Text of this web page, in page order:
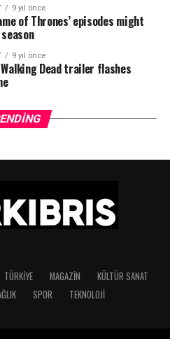
9 yıl önce
of Thrones’ episodes might
9 yıl önce
Walking Dead trailer flashes
TÜRKIYE MAGAZIN
KÜLTÜR SANAT
SPOR TEKNOLOJI